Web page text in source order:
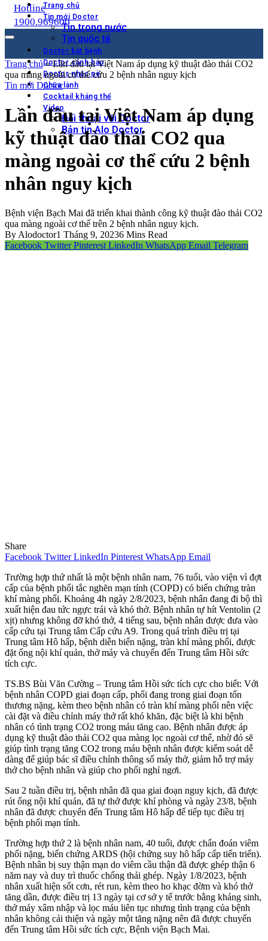
Trang chủ
Tin mới Doctor
Tin trong nước
Tin quốc tế
Doctor bắt bệnh
Doctor cảnh báo
Doctor nhắc nè
Chữa lành
Cocktail kháng thể
Video
Đối thoại với Doctor
Bản tin Alo Doctor
Hotline
1900.969600
Trang chủ»Lần đầu tại Việt Nam áp dụng kỹ thuật đào thải CO2
qua màng ngoài cơ thể cứu 2 bệnh nhân nguy kịch
Tin mới Doctor
Lần đầu tại Việt Nam áp dụng
kỹ thuật đào thải CO2 qua
màng ngoài cơ thể cứu 2 bệnh
nhân nguy kịch
Bệnh viện Bạch Mai đã triển khai thành công kỹ thuật đào thải CO2
qua màng ngoài cơ thể trên 2 bệnh nhân nguy kịch.
By Alodoctor1 Tháng 9, 20236 Mins Read
Facebook Twitter Pinterest LinkedIn WhatsApp Email Telegram
Share
Facebook Twitter LinkedIn Pinterest WhatsApp Email
Trường hợp thứ nhất là một bệnh nhân nam, 76 tuổi, vào viện vì đợt
cấp của bệnh phổi tắc nghẽn mạn tính (COPD) có biến chứng tràn
khí màng phổi. Khoảng 4h ngày 2/8/2023, bệnh nhân đang đi bộ thì
xuất hiện đau tức ngực trái và khó thở. Bệnh nhân tự hít Ventolin (2
xịt) nhưng không đỡ khó thở, 4 tiếng sau, bệnh nhân được đưa vào
cấp cứu tại Trung tâm Cấp cứu A9. Trong quá trình điều trị tại
Trung tâm Hô hấp, bệnh diễn biến nặng, tràn khí màng phổi, được
đặt ống nội khí quản, thở máy và chuyển đến Trung tâm Hồi sức
tích cực.
TS.BS Bùi Văn Cường – Trung tâm Hồi sức tích cực cho biết: Với
bệnh nhân COPD giai đoạn cấp, phổi đang trong giai đoạn tổn
thương nặng, kèm theo bệnh nhân có tràn khí màng phổi nên việc
cài đặt và điều chỉnh máy thở rất khó khăn, đặc biệt là khi bệnh
nhân có tình trạng CO2 trong máu tăng cao. Bệnh nhân được áp
dụng kỹ thuật đào thải CO2 qua màng lọc ngoài cơ thể, nhờ đó sẽ
giúp tình trạng tăng CO2 trong máu bệnh nhân được kiểm soát dễ
dàng để giúp bác sĩ điều chỉnh thông số máy thở, giảm hỗ trợ máy
thở cho bệnh nhân và giúp cho phổi nghỉ ngơi.
Sau 2 tuần điều trị, bệnh nhân đã qua giai đoạn nguy kịch, đã được
rút ống nội khí quản, đã tự thở được khí phòng và ngày 23/8, bệnh
nhân đã được chuyển đến Trung tâm Hô hấp để tiếp tục điều trị
bệnh phổi mạn tính.
Trường hợp thứ 2 là bệnh nhân nam, 40 tuổi, được chẩn đoán viêm
phổi nặng, biến chứng ARDS (hội chứng suy hô hấp cấp tiến triển).
Bệnh nhân bị suy thận mạn do viêm cầu thận đã được ghép thận 6
năm nay và duy trì thuốc chống thải ghép. Ngày 1/8/2023, bệnh
nhân xuất hiện sốt cơn, rét run, kèm theo ho khạc đờm và khó thở
tăng dần, được điều trị 13 ngày tại cơ sở y tế trước bằng kháng sinh,
thở máy xâm nhập và lọc máu liên tục nhưng tình trạng của bệnh
nhân không cải thiện và ngày một tăng nặng nên đã được chuyển
đến Trung tâm Hồi sức tích cực, Bệnh viện Bạch Mai.